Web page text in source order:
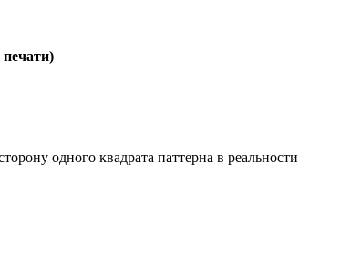
одного квадрата паттерна в реальности